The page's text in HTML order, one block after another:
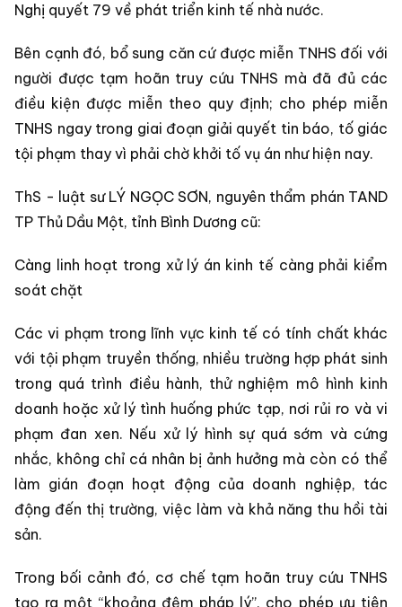
Nghị quyết 79 về phát triển kinh tế nhà nước.
Bên cạnh đó, bổ sung căn cứ được miễn TNHS đối với
người được tạm hoãn truy cứu TNHS mà đã đủ các
điều kiện được miễn theo quy định; cho phép miễn
TNHS ngay trong giai đoạn giải quyết tin báo, tố giác
tội phạm thay vì phải chờ khởi tố vụ án như hiện nay.
ThS - luật sư LÝ NGỌC SƠN, nguyên thẩm phán TAND
TP Thủ Dầu Một, tỉnh Bình Dương cũ:
Càng linh hoạt trong xử lý án kinh tế càng phải kiểm
soát chặt
Các vi phạm trong lĩnh vực kinh tế có tính chất khác
với tội phạm truyền thống, nhiều trường hợp phát sinh
trong quá trình điều hành, thử nghiệm mô hình kinh
doanh hoặc xử lý tình huống phức tạp, nơi rủi ro và vi
phạm đan xen. Nếu xử lý hình sự quá sớm và cứng
nhắc, không chỉ cá nhân bị ảnh hưởng mà còn có thể
làm gián đoạn hoạt động của doanh nghiệp, tác
động đến thị trường, việc làm và khả năng thu hồi tài
sản.
Trong bối cảnh đó, cơ chế tạm hoãn truy cứu TNHS
tạo ra một “khoảng đệm pháp lý”, cho phép ưu tiên